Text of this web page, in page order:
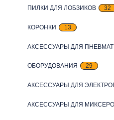
ПИЛКИ ДЛЯ ЛОБЗИКОВ 32
КОРОНКИ 13
АКСЕССУАРЫ ДЛЯ
ОБОРУДОВАНИЯ 29
АКСЕССУАРЫ ДЛЯ
АКСЕССУАРЫ ДЛЯ